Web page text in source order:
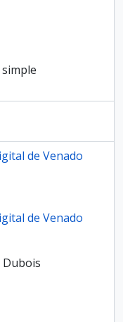
de Venado
de Venado
Dubois